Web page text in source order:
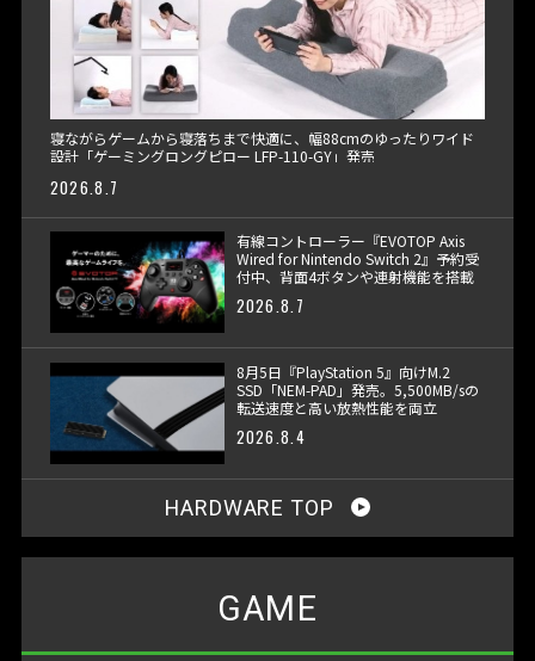
寝ながらゲームから寝落ちまで快適に、幅88cmのゆったりワイド
設計「ゲーミングロングピロー LFP-110-GY」発売
2026.8.7
有線コントローラー『EVOTOP Axis
Wired for Nintendo Switch 2』予約受
付中、背面4ボタンや連射機能を搭載
2026.8.7
8月5日『PlayStation 5』向けM.2
SSD「NEM-PAD」発売。5,500MB/sの
転送速度と高い放熱性能を両立
2026.8.4
HARDWARE TOP
GAME